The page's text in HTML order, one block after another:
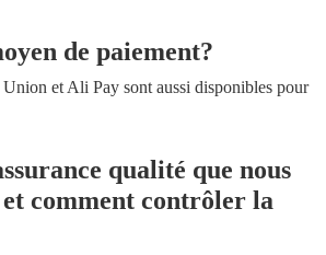
de paiement?
et Ali Pay sont aussi disponibles pour
qualité que nous
comment contrôler la